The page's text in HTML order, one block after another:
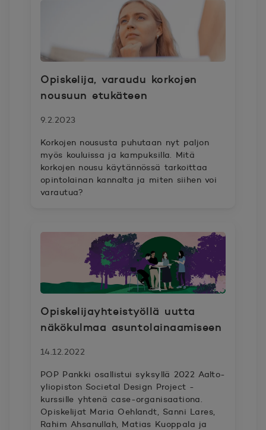
Opiskelija, varaudu korkojen
nousuun etukäteen
9.2.2023
Korkojen noususta puhutaan nyt paljon
myös kouluissa ja kampuksilla. Mitä
korkojen nousu käytännössä tarkoittaa
opintolainan kannalta ja miten siihen voi
varautua?
Opiskelijayhteistyöllä uutta
näkökulmaa asuntolainaamiseen
14.12.2022
POP Pankki osallistui syksyllä 2022 Aalto-
yliopiston Societal Design Project -
kurssille yhtenä case-organisaationa.
Opiskelijat Maria Oehlandt, Sanni Lares,
Rahim Ahsanullah, Matias Kuoppala ja